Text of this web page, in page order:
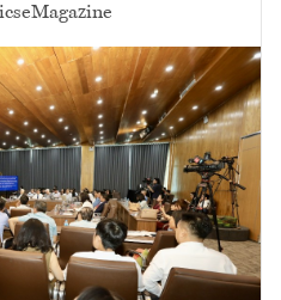
eMagazine